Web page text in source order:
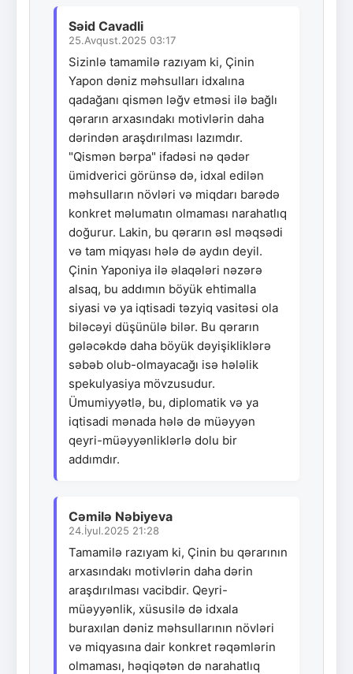
Səid Cavadli
25.Avqust.2025 03:17
Sizinlə tamamilə razıyam ki, Çinin
Yapon dəniz məhsulları idxalına
qadağanı qismən ləğv etməsi ilə bağlı
qərarın arxasındakı motivlərin daha
dərindən araşdırılması lazımdır.
"Qismən bərpa" ifadəsi nə qədər
ümidverici görünsə də, idxal edilən
məhsulların növləri və miqdarı barədə
konkret məlumatın olmaması narahatlıq
doğurur. Lakin, bu qərarın əsl məqsədi
və tam miqyası hələ də aydın deyil.
Çinin Yaponiya ilə əlaqələri nəzərə
alsaq, bu addımın böyük ehtimalla
siyasi və ya iqtisadi təzyiq vasitəsi ola
biləcəyi düşünülə bilər. Bu qərarın
gələcəkdə daha böyük dəyişikliklərə
səbəb olub-olmayacağı isə hələlik
spekulyasiya mövzusudur.
Ümumiyyətlə, bu, diplomatik və ya
iqtisadi mənada hələ də müəyyən
qeyri-müəyyənliklərlə dolu bir
addımdır.
Cəmilə Nəbiyeva
24.İyul.2025 21:28
Tamamilə razıyam ki, Çinin bu qərarının
arxasındakı motivlərin daha dərin
araşdırılması vacibdir. Qeyri-
müəyyənlik, xüsusilə də idxala
buraxılan dəniz məhsullarının növləri
və miqyasına dair konkret rəqəmlərin
olmaması, həqiqətən də narahatlıq